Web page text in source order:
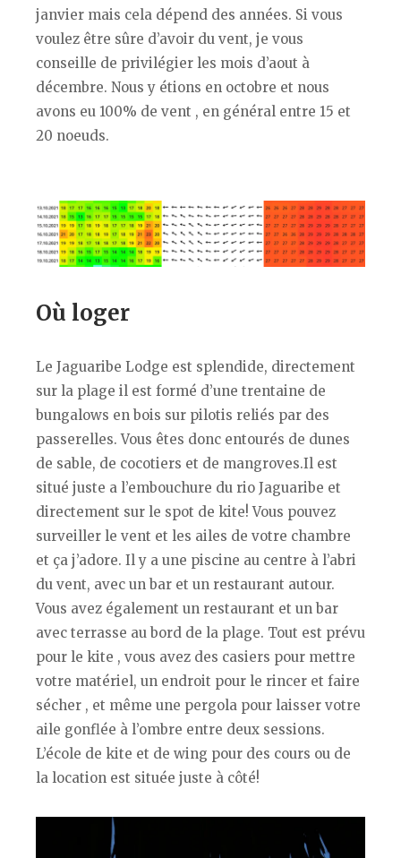
janvier mais cela dépend des années. Si vous
voulez être sûre d’avoir du vent, je vous
conseille de privilégier les mois d’aout à
décembre. Nous y étions en octobre et nous
avons eu 100% de vent , en général entre 15 et
20 noeuds.
Où loger
Le Jaguaribe Lodge est splendide, directement
sur la plage il est formé d’une trentaine de
bungalows en bois sur pilotis reliés par des
passerelles. Vous êtes donc entourés de dunes
de sable, de cocotiers et de mangroves.Il est
situé juste a l’embouchure du rio Jaguaribe et
directement sur le spot de kite! Vous pouvez
surveiller le vent et les ailes de votre chambre
et ça j’adore. Il y a une piscine au centre à l’abri
du vent, avec un bar et un restaurant autour.
Vous avez également un restaurant et un bar
avec terrasse au bord de la plage. Tout est prévu
pour le kite , vous avez des casiers pour mettre
votre matériel, un endroit pour le rincer et faire
sécher , et même une pergola pour laisser votre
aile gonflée à l’ombre entre deux sessions.
L’école de kite et de wing pour des cours ou de
la location est située juste à côté!